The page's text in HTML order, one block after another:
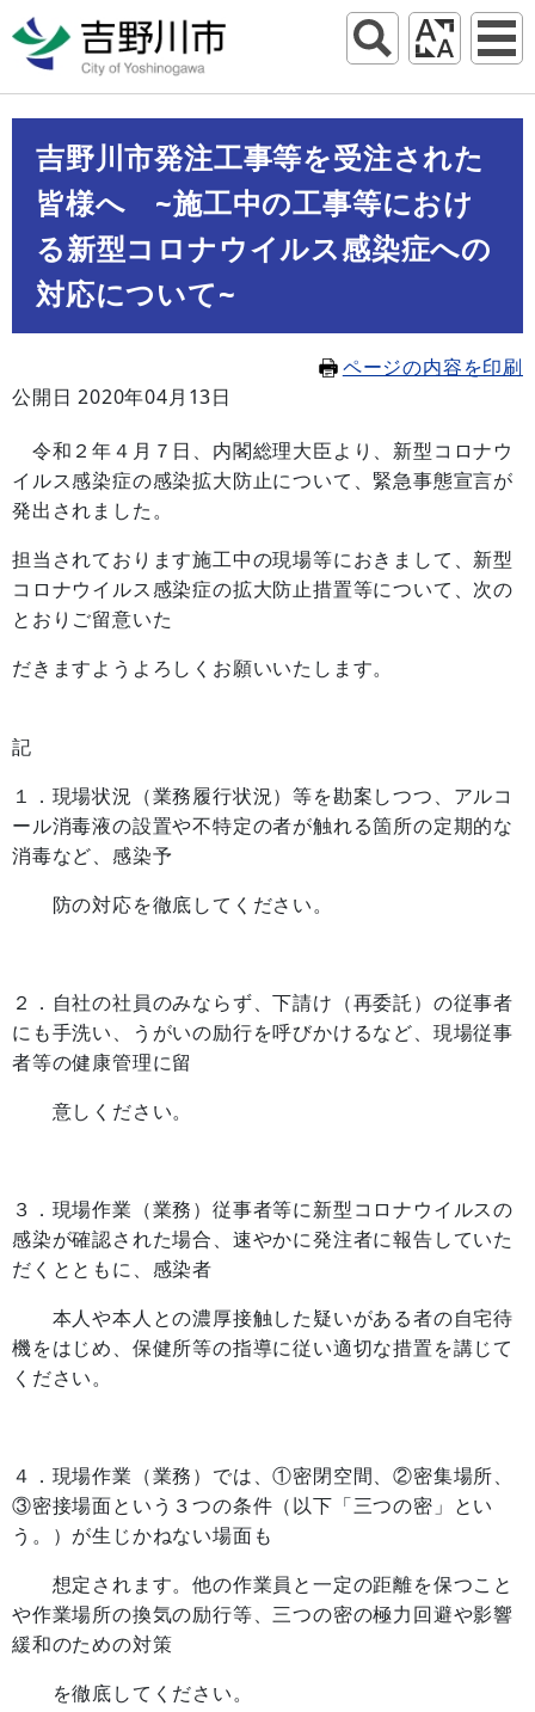
吉野川市発注工事等を受注された
皆様へ ~施工中の工事等におけ
る新型コロナウイルス感染症への
対応について~
ページの内容を印刷
公開日 2020年04月13日
令和２年４月７日、内閣総理大臣より、新型コロナウ
イルス感染症の感染拡大防止について、緊急事態宣言が
発出されました。
担当されております施工中の現場等におきまして、新型
コロナウイルス感染症の拡大防止措置等について、次の
とおりご留意いた
だきますようよろしくお願いいたします。
記
１．現場状況（業務履行状況）等を勘案しつつ、アルコ
ール消毒液の設置や不特定の者が触れる箇所の定期的な
消毒など、感染予
防の対応を徹底してください。
２．自社の社員のみならず、下請け（再委託）の従事者
にも手洗い、うがいの励行を呼びかけるなど、現場従事
者等の健康管理に留
意しください。
３．現場作業（業務）従事者等に新型コロナウイルスの
感染が確認された場合、速やかに発注者に報告していた
だくとともに、感染者
本人や本人との濃厚接触した疑いがある者の自宅待
機をはじめ、保健所等の指導に従い適切な措置を講じて
ください。
４．現場作業（業務）では、①密閉空間、②密集場所、
③密接場面という３つの条件（以下「三つの密」とい
う。）が生じかねない場面も
想定されます。他の作業員と一定の距離を保つこと
や作業場所の換気の励行等、三つの密の極力回避や影響
緩和のための対策
を徹底してください。